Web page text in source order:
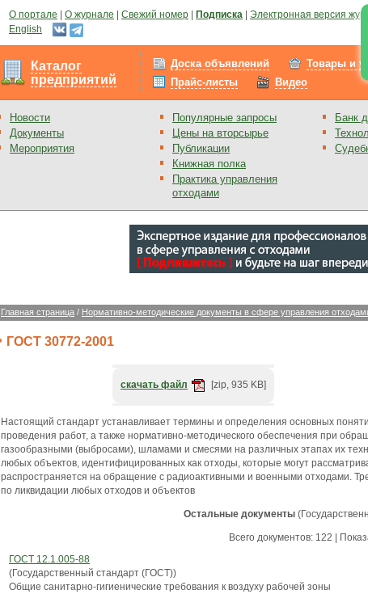
О портале О журнале Свежий номер Подписка Электронная версия
English
Каталог
предприятий
Доска объявлений Товары и
Прайс-листы
Видео
Новости
Документы
Мероприятия
Популярные запросы
Цены на вторсырье
Публикации
Книжная полка
Практика управления
отходами
Банк
Главная страница / Нормативно-методические документы в сфере управления
ГОСТ 30772-2001
скачать файл [zip, 935 KB]
Настоящий стандарт устанавливает термины и определения основных
проведения работ, а также нормативно-методического обеспечения при
газообразными (выбросами), шламами и смесями на различных этапах их
любых объектов, идентифицированных как отходы, которые могут
распространяется на обращение с радиоактивными и военными отходами.
по ликвидации любых отходов и объектов
Остальные документы
Всего документов: 122 |
ГОСТ 12.1.005-88
(Государственный стандарт (ГОСТ))
Общие санитарно-гигиенические требования к воздуху рабочей зоны